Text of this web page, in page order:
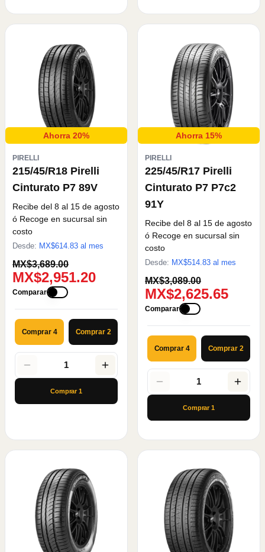
Ahorra 20%
PIRELLI
215/45/R18 Pirelli
Cinturato P7 89V
Recibe del 8 al 15 de agosto
ó Recoge en sucursal sin
costo
Desde: MX$614.83 al mes
MX$3,689.00
MX$2,951.20
Comparar
Comprar 4 Comprar 2
1
Comprar1
Ahorra 15%
PIRELLI
225/45/R17 Pirelli
Cinturato P7 P7c2
91Y
Recibe del 8 al 15 de agosto
ó Recoge en sucursal sin
costo
Desde: MX$514.83 al mes
MX$3,089.00
MX$2,625.65
Comparar
Comprar 4 Comprar 2
1
Comprar1